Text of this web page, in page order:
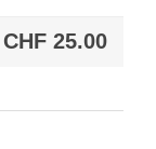
CHF 25.00